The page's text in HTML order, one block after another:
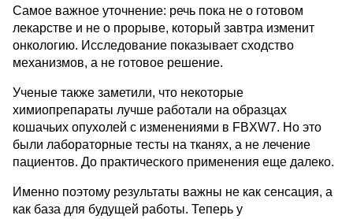
Самое важное уточнение: речь пока не о готовом
лекарстве и не о прорыве, который завтра изменит
онкологию. Исследование показывает сходство
механизмов, а не готовое решение.
Ученые также заметили, что некоторые
химиопрепараты лучше работали на образцах
кошачьих опухолей с изменениями в FBXW7. Но это
были лабораторные тесты на тканях, а не лечение
пациентов. До практического применения еще далеко.
Именно поэтому результаты важны не как сенсация, а
как база для будущей работы. Теперь у